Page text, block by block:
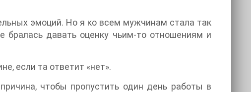
эмоций. Но я ко всем мужчинам стала так
бралась давать оценку чьим-то отношениям и
если та ответит «нет».
чтобы пропустить один день работы в